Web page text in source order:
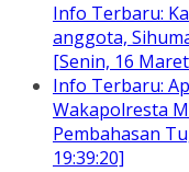
Info Terbaru:
anggota,
[Senin, 16
Info Terbaru:
Wakapolresta
Pembahasan
19:39:20]